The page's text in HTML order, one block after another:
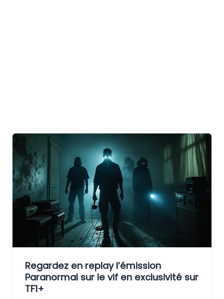
Regardez en replay l’émission
Paranormal sur le vif en exclusivité sur
TF1+